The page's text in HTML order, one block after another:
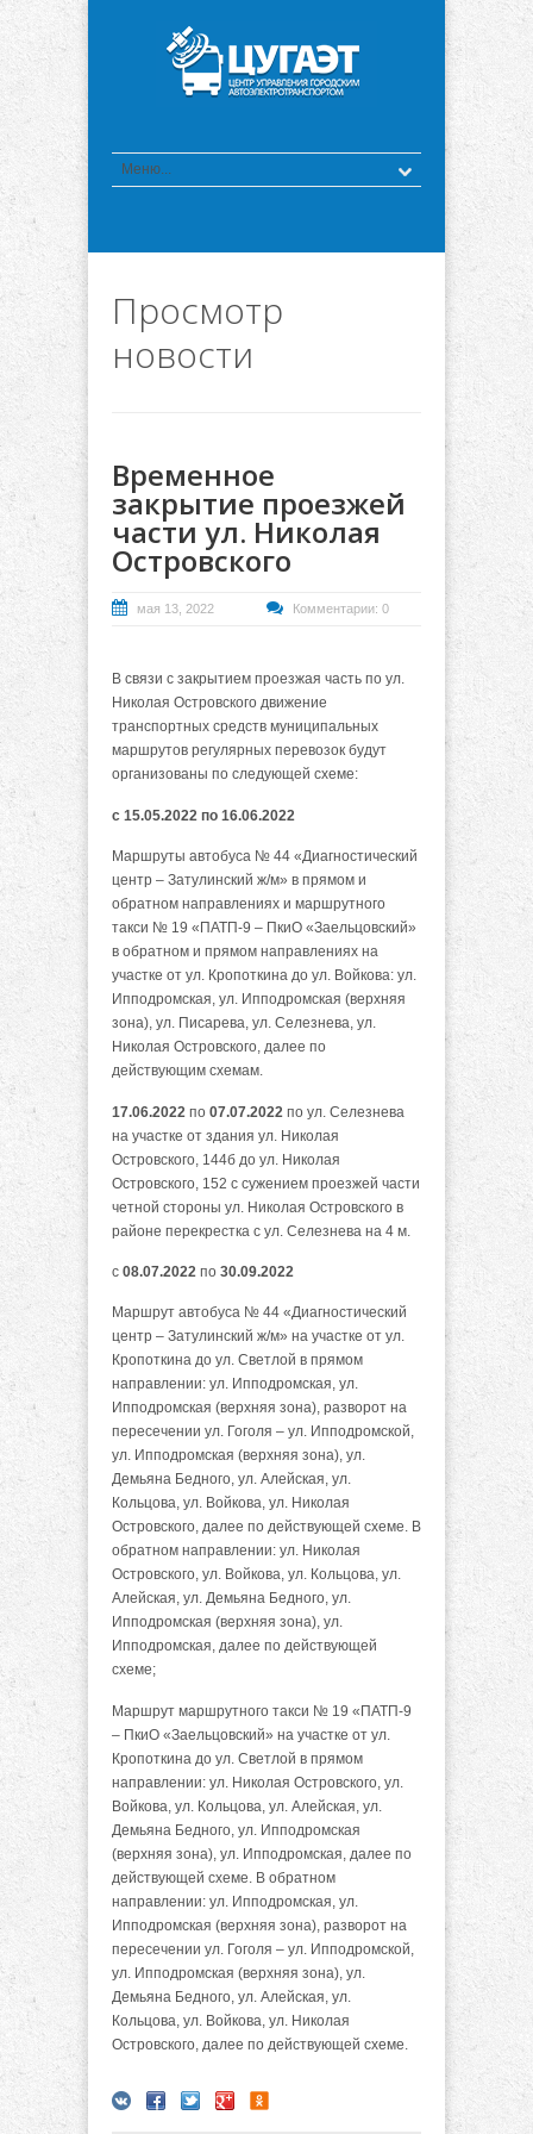
Просмотр
новости
Временное
закрытие проезжей
части ул. Николая
Островского
мая 13, 2022 Комментарии: 0
В связи с закрытием проезжая часть по ул.
Николая Островского движение
транспортных средств муниципальных
маршрутов регулярных перевозок будут
организованы по следующей схеме:
с 15.05.2022 по 16.06.2022
Маршруты автобуса № 44 «Диагностический
центр – Затулинский ж/м» в прямом и
обратном направлениях и маршрутного
такси № 19 «ПАТП-9 – ПкиО «Заельцовский»
в обратном и прямом направлениях на
участке от ул. Кропоткина до ул. Войкова: ул.
Ипподромская, ул. Ипподромская (верхняя
зона), ул. Писарева, ул. Селезнева, ул.
Николая Островского, далее по
действующим схемам.
17.06.2022 по 07.07.2022 по ул. Селезнева
на участке от здания ул. Николая
Островского, 144б до ул. Николая
Островского, 152 с сужением проезжей части
четной стороны ул. Николая Островского в
районе перекрестка с ул. Селезнева на 4 м.
с 08.07.2022 по 30.09.2022
Маршрут автобуса № 44 «Диагностический
центр – Затулинский ж/м» на участке от ул.
Кропоткина до ул. Светлой в прямом
направлении: ул. Ипподромская, ул.
Ипподромская (верхняя зона), разворот на
пересечении ул. Гоголя – ул. Ипподромской,
ул. Ипподромская (верхняя зона), ул.
Демьяна Бедного, ул. Алейская, ул.
Кольцова, ул. Войкова, ул. Николая
Островского, далее по действующей схеме. В
обратном направлении: ул. Николая
Островского, ул. Войкова, ул. Кольцова, ул.
Алейская, ул. Демьяна Бедного, ул.
Ипподромская (верхняя зона), ул.
Ипподромская, далее по действующей
схеме;
Маршрут маршрутного такси № 19 «ПАТП-9
– ПкиО «Заельцовский» на участке от ул.
Кропоткина до ул. Светлой в прямом
направлении: ул. Николая Островского, ул.
Войкова, ул. Кольцова, ул. Алейская, ул.
Демьяна Бедного, ул. Ипподромская
(верхняя зона), ул. Ипподромская, далее по
действующей схеме. В обратном
направлении: ул. Ипподромская, ул.
Ипподромская (верхняя зона), разворот на
пересечении ул. Гоголя – ул. Ипподромской,
ул. Ипподромская (верхняя зона), ул.
Демьяна Бедного, ул. Алейская, ул.
Кольцова, ул. Войкова, ул. Николая
Островского, далее по действующей схеме.